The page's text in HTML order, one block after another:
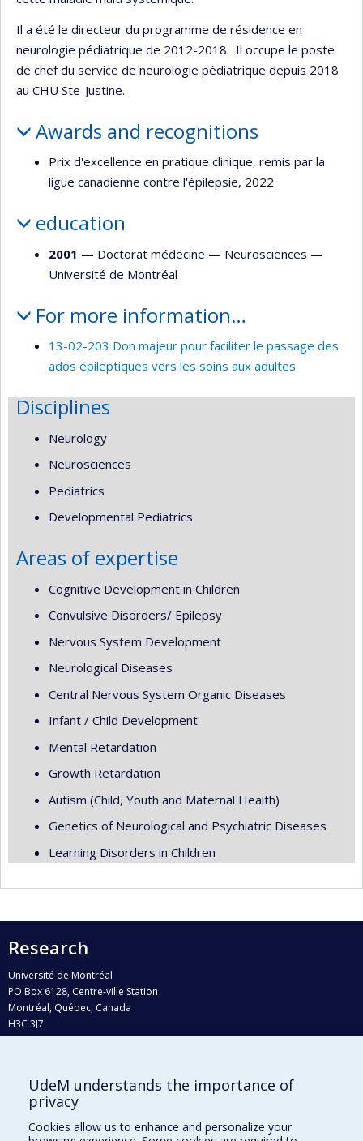
Il a été le directeur du programme de résidence en
neurologie pédiatrique de 2012-2018. Il occupe le poste
de chef du service de neurologie pédiatrique depuis 2018
au CHU Ste-Justine.
Awards and recognitions
Prix d'excellence en pratique clinique, remis par la
ligue canadienne contre l'épilepsie, 2022
education
2001 — Doctorat médecine — Neurosciences —
Université de Montréal
For more information…
13-02-203 Don majeur pour faciliter le passage des
ados épileptiques vers les soins aux adultes
Disciplines
Neurology
Neurosciences
Pediatrics
Developmental Pediatrics
Areas of expertise
Cognitive Development in Children
Convulsive Disorders/ Epilepsy
Nervous System Development
Neurological Diseases
Central Nervous System Organic Diseases
Infant / Child Development
Mental Retardation
Growth Retardation
Autism (Child, Youth and Maternal Health)
Genetics of Neurological and Psychiatric Diseases
Learning Disorders in Children
Research
Université de Montréal
PO Box 6128, Centre-ville Station
Montréal, Québec, Canada
H3C 3J7
Who does what?
Find us
UdeM understands the importance of
privacy
Cookies allow us to enhance and personalize your